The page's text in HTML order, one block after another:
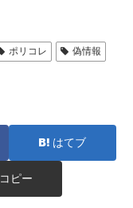
ポリコレ
偽情報
はてブ
コピー